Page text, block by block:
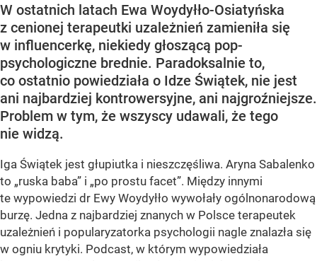
W ostatnich latach Ewa Woydyłło-Osiatyńska
z cenionej terapeutki uzależnień zamieniła się
w influencerkę, niekiedy głoszącą pop-
psychologiczne brednie. Paradoksalnie to,
co ostatnio powiedziała o Idze Świątek, nie jest
ani najbardziej kontrowersyjne, ani najgroźniejsze.
Problem w tym, że wszyscy udawali, że tego
nie widzą.
Iga Świątek jest głupiutka i nieszczęśliwa. Aryna Sabalenko
to „ruska baba” i „po prostu facet”. Między innymi
te wypowiedzi dr Ewy Woydyłło wywołały ogólnonarodową
burzę. Jedna z najbardziej znanych w Polsce terapeutek
uzależnień i popularyzatorka psychologii nagle znalazła się
w ogniu krytyki. Podcast, w którym wypowiedziała